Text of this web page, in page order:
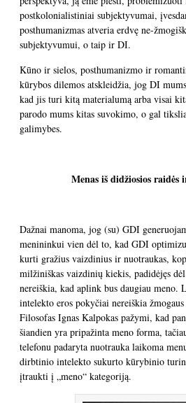
postkolonialistiniai subjektyvumai,
posthumanizmas atveria erdvę ne-
subjektyvumui, o taip ir DI.
Kūno ir sielos, posthumanizmo ir
kūrybos dilemos atskleidžia, jog DI
kad jis turi kitą materialumą arba visai
parodo mums kitas suvokimo, o gal
galimybes.
Menas iš didžiosios raidės
Dažnai manoma, jog (su) GDI
menininkui vien dėl to, kad GDI
kurti gražius vaizdinius ir nuotraukas,
milžiniškas vaizdinių kiekis, padidėjęs
nereiškia, kad aplink bus daugiau meno.
intelekto eros pokyčiai nereiškia
Filosofas Ignas Kalpokas pažymi, kad
šiandien yra pripažinta meno forma,
telefonu padaryta nuotrauka laikoma
dirbtinio intelekto sukurto kūrybinio
įtraukti į „meno“ kategoriją.